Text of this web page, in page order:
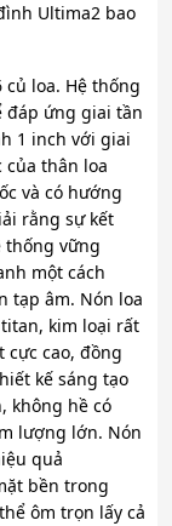
Ultima2 bao
loa. Hệ thống
đáp ứng giai tần
1 inch với giai
thân loa
và có hướng
rằng sự kết
thống vững
một cách
tạp âm. Nón loa
kim loại rất
cực cao, đồng
kế sáng tạo
không hề có
lượng lớn. Nón
quả
bền trong
ôm trọn lấy cả